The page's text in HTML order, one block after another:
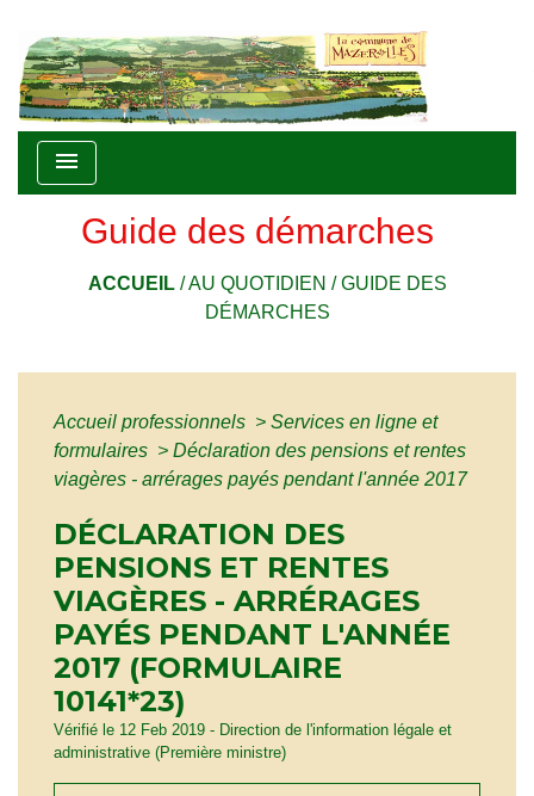
menu
Guide des démarches
ACCUEIL/AU QUOTIDIEN /GUIDE DES
DÉMARCHES
Accueil professionnels > Services en ligne et
formulaires > Déclaration des pensions et rentes
viagères - arrérages payés pendant l'année 2017
DÉCLARATION DES
PENSIONS ET RENTES
VIAGÈRES - ARRÉRAGES
PAYÉS PENDANT L'ANNÉE
2017 (FORMULAIRE
10141*23)
Vérifié le 12 Feb 2019 - Direction de l'information légale et
administrative (Première ministre)